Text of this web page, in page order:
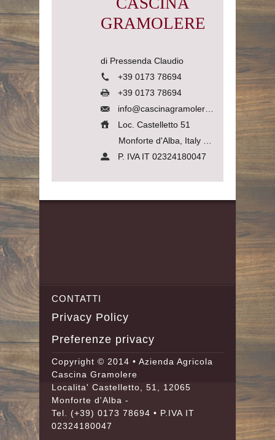
GRAMOLERE
di Pressenda Claudio
+39 0173 78694
+39 0173 78694
info@cascinagramolere.com
Loc. Castelletto 51
Monforte d'Alba, Italy
P. IVA IT 02324180047
CONTATTI
Privacy Policy
Preferenze privacy
Copyright © 2014 • Azienda Agricola
Cascina Gramolere
Localita' Castelletto, 51, 12065
Monforte d'Alba -
Tel. (+39) 0173 78694 • P.IVA IT
02324180047